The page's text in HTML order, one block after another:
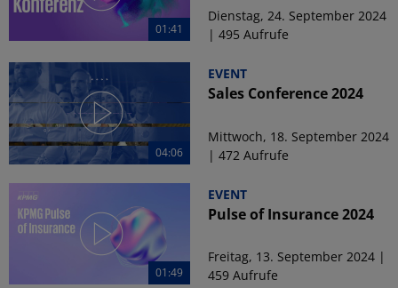
01:41
Dienstag, 24. September 2024
| 495 Aufrufe
04:06
EVENT
Sales Conference 2024
Mittwoch, 18. September 2024
| 472 Aufrufe
01:49
EVENT
Pulse of Insurance 2024
Freitag, 13. September 2024 |
459 Aufrufe